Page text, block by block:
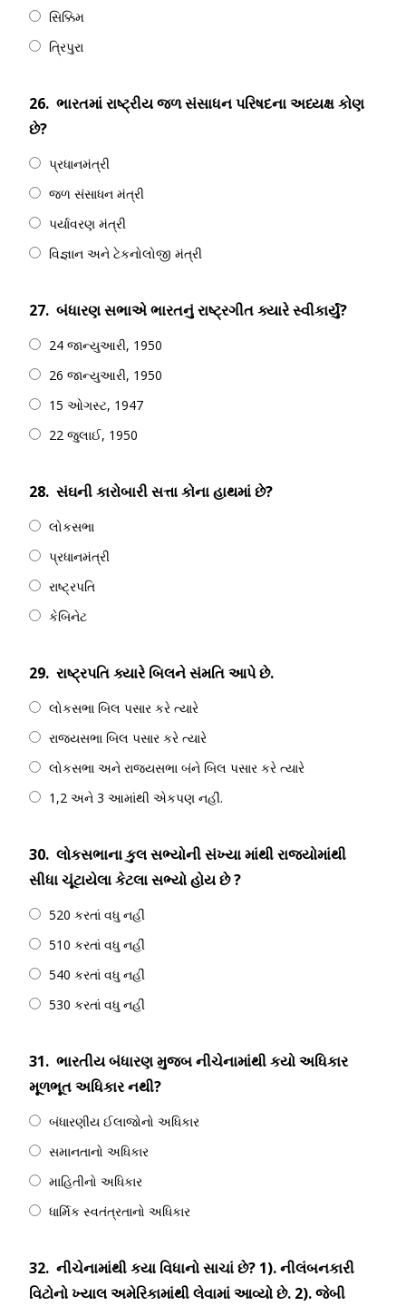
સિક્કિમ
ત્રિપુરા
26. ભારતમાં રાષ્ટ્રીય જળ સંસાધન પરિષદના અધ્યક્ષ કોણ
છે?
પ્રધાનમંત્રી
જળ સંસાધન મંત્રી
પર્યાવરણ મંત્રી
વિજ્ઞાન અને ટેકનોલોજી મંત્રી
27. બંધારણ સભાએ ભારતનું રાષ્ટ્રગીત ક્યારે સ્વીકાર્યું?
24 જાન્યુઆરી, 1950
26 જાન્યુઆરી, 1950
15 ઓગસ્ટ, 1947
22 જુલાઈ, 1950
28. સંઘની કારોબારી સત્તા કોના હાથમાં છે?
લોકસભા
પ્રધાનમંત્રી
રાષ્ટ્રપતિ
કેબિનેટ
29. રાષ્ટ્રપતિ ક્યારે બિલને સંમતિ આપે છે.
લોકસભા બિલ પસાર કરે ત્યારે
રાજ્યસભા બિલ પસાર કરે ત્યારે
લોકસભા અને રાજયસભા બંને બિલ પસાર કરે ત્યારે
1,2 અને 3 આમાંથી એકપણ નહીં.
30. લોકસભાના કુલ સભ્યોની સંખ્યા માંથી રાજ્યોમાંથી
સીધા ચૂંટાયેલા કેટલા સભ્યો હોય છે ?
520 કરતાં વધુ નહીં
510 કરતાં વધુ નહીં
540 કરતાં વધુ નહીં
530 કરતાં વધુ નહીં
31. ભારતીય બંધારણ મુજબ નીચેનામાંથી કયો અધિકાર
મૂળભૂત અધિકાર નથી?
બંધારણીય ઈલાજોનો અધિકાર
સમાનતાનો અધિકાર
માહિતીનો અધિકાર
ધાર્મિક સ્વતંત્રતાનો અધિકાર
32. નીચેનામાંથી કયા વિધાનો સાચાં છે? 1). નીલંબનકારી
વિટોનો ખ્યાલ અમેરિકામાંથી લેવામાં આવ્યો છે. 2). જેબી